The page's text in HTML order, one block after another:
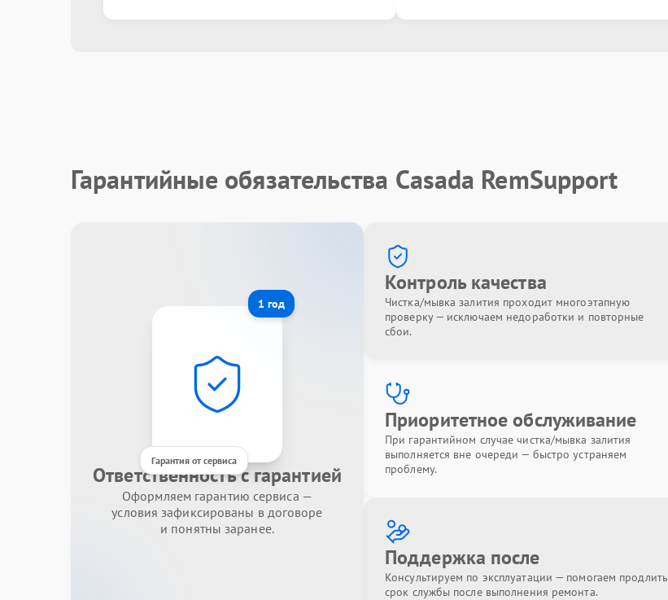
Гарантийные обязательства Casada RemSupport
1 год
Гарантия от сервиса
Ответственность с гарантией
Оформляем гарантию сервиса —
условия зафиксированы в договоре
и понятны заранее.
Контроль качества
Чистка/мывка залития проходит многоэтапную
проверку — исключаем недоработки и повторные
сбои.
Приоритетное обслуживание
При гарантийном случае чистка/мывка залития
выполняется вне очереди — быстро устраняем
проблему.
Поддержка после
Консультируем по эксплуатации — помогаем продлить
срок службы после выполнения ремонта.